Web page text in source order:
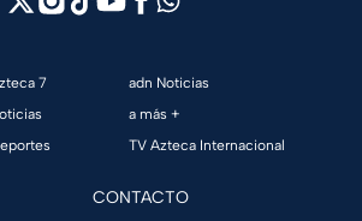
7
adn Noticias
a más +
TV Azteca Internacional
CONTACTO